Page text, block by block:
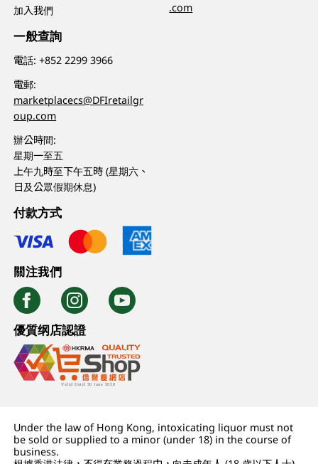
加入我們
一般查詢
電話:+852 2299 3966
電郵:
marketplacecs@DFIretailgr
oup.com
辦公時間:
星期一至五
上午九時至下午五時 (星期六、
日及公眾假期休息)
.com
付款方式
關注我們
優質纲店認證
Under the law of Hong Kong, intoxicating liquor must not
be sold or supplied to a minor (under 18) in the course of
business.